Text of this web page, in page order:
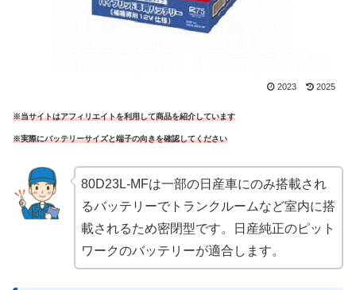
2023 2025
※当サイトはアフィリエイトを利用して商品を紹介しています
※実際にバッテリーサイズと端子の向きを確認してください
80D23L-MFは一部の日産車にのみ搭載され
るバッテリーでトランクルームなど室内に搭
載されるため密閉型です。日産純正のピット
ワークのバッテリーが適合します。